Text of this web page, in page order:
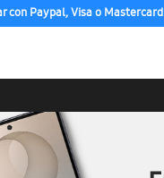
con Paypal, Visa o Mastercard